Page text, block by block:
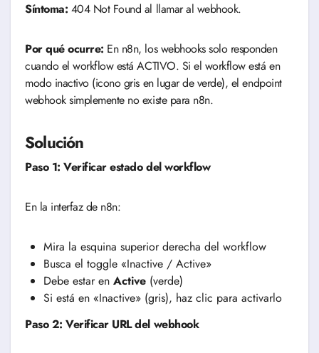
Síntoma: 404 Not Found al llamar al webhook.
Por qué ocurre: En n8n, los webhooks solo responden
cuando el workflow está ACTIVO. Si el workflow está en
modo inactivo (icono gris en lugar de verde), el endpoint
webhook simplemente no existe para n8n.
Solución
Paso 1: Verificar estado del workflow
En la interfaz de n8n:
Mira la esquina superior derecha del workflow
Busca el toggle «Inactive / Active»
Debe estar en Active(verde)
Si está en «Inactive» (gris), haz clic para activarlo
Paso 2: Verificar URL del webhook